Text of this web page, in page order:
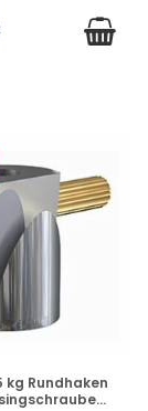
Rundhaken